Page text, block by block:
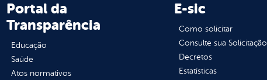
Portal da
Transparência
Educação
Saúde
Atos normativos
E-sic
Como solicitar
Consulte sua Solicitação
Decretos
Estatísticas